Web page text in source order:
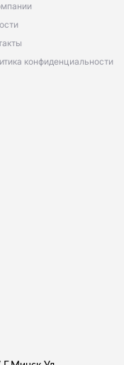
конфиденциальности